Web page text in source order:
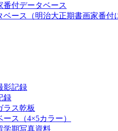
番付データベース
ベース（明治大正期書画家番付
影記録
録
ラス乾板
ス（4×5カラー）
学期写真資料